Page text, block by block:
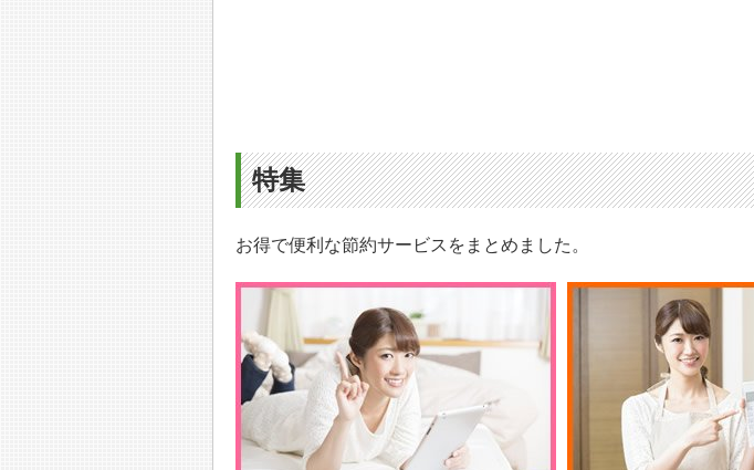
特集
お得で便利な節約サービスをまとめました。